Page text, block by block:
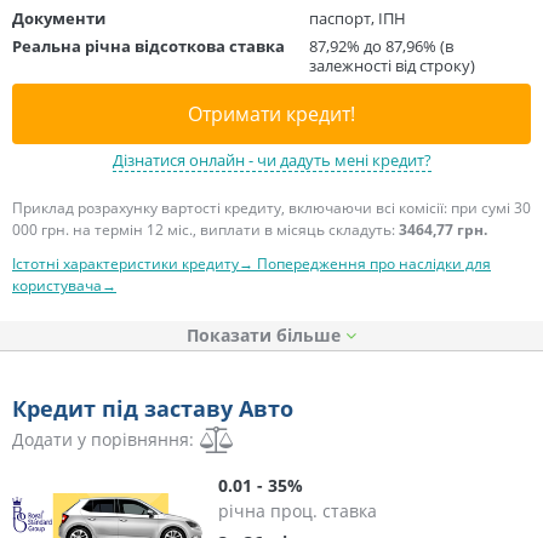
Документи
паспорт, ІПН
Реальна річна відсоткова ставка
87,92% до 87,96% (в
залежності від строку)
Отримати кредит!
Дізнатися онлайн - чи дадуть мені кредит?
Приклад розрахунку вартості кредиту, включаючи всі комісії: при сумі 30
000 грн. на термін 12 міс., виплати в місяць складуть: 3464,77 грн.
Істотні характеристики кредиту→ Попередження про наслідки для
користувача→
Показати
Кредит під заставу Авто
Додати у порівняння:
0.01 - 35%
річна проц. ставка